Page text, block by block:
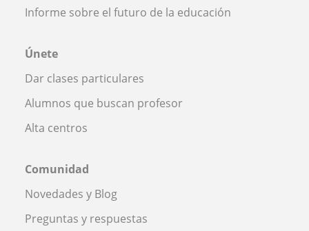
Informe sobre el futuro de la educación
Únete
Dar clases particulares
Alumnos que buscan profesor
Alta centros
Comunidad
Novedades y Blog
Preguntas y respuestas